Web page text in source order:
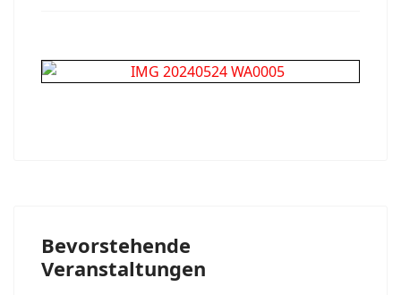
Bevorstehende
Veranstaltungen